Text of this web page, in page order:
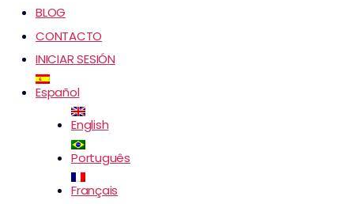
BLOG
CONTACTO
INICIAR SESIÓN
Español
English
Português
Français